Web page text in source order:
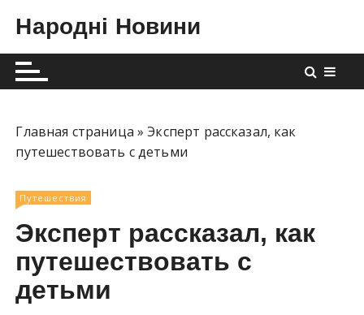
р
й
Народні Новини
Главная страница »Эксперт рассказал, как
путешествовать с детьми
Путешествия
Эксперт рассказал, как
путешествовать с
детьми